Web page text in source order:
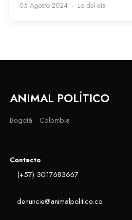
05 Agosto 2024 Lo del día
ANIMAL POLÍTICO
Bogotá - Colombia
Contacto
(+57) 3017683667
denuncie@animalpolitico.co